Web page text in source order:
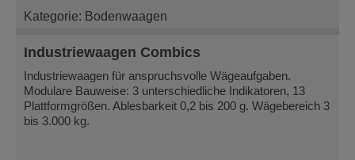
Kategorie: Bodenwaagen
Industriewaagen Combics
Industriewaagen für anspruchsvolle Wägeaufgaben.
Modulare Bauweise: 3 unterschiedliche Indikatoren, 13
Plattformgrößen. Ablesbarkeit 0,2 bis 200 g. Wägebereich 3
bis 3.000 kg.